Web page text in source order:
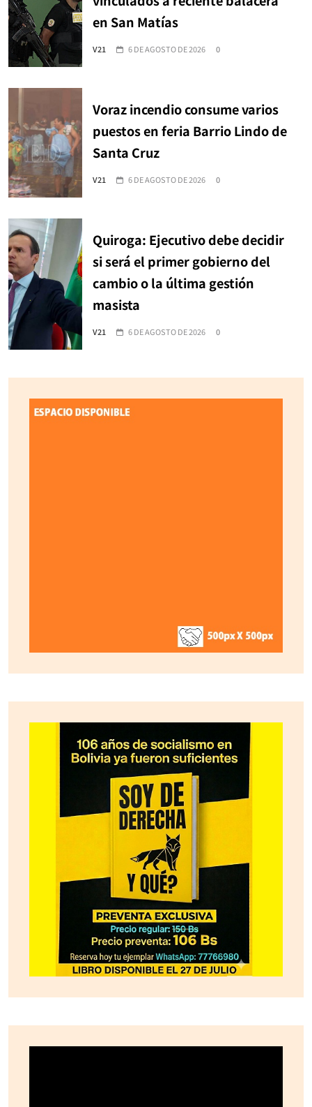
en San Matías
V21 6 DE AGOSTO DE 2026 0
Voraz incendio consume varios
puestos en feria Barrio Lindo de
Santa Cruz
V21 6 DE AGOSTO DE 2026 0
Quiroga: Ejecutivo debe decidir
si será el primer gobierno del
cambio o la última gestión
masista
V21 6 DE AGOSTO DE 2026 0